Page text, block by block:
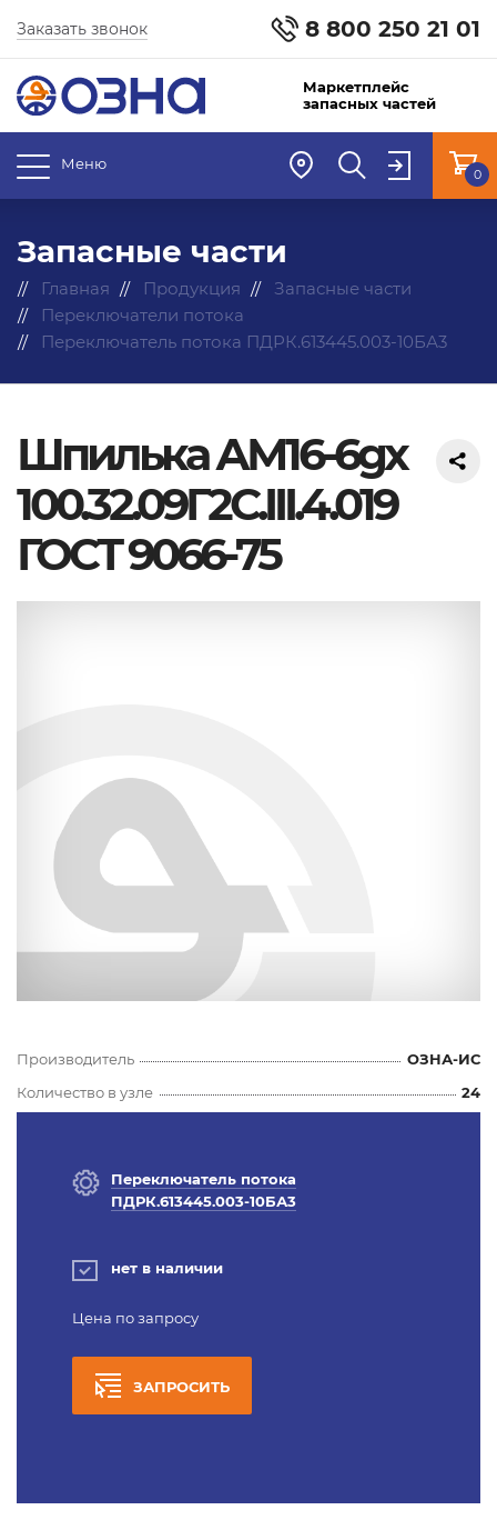
8 800 250 21 01
Заказать звонок
Маркетплейс
запасных частей
Меню
0
Запасные части
Главная Продукция
Запасные части
Переключатели потока
Переключатель потока ПДРК.613445.003-10БА3
Шпилька АМ16-6gх
100.32.09Г2С.III.4.019
ГОСТ 9066-75
Производитель
ОЗНА-ИС
Количество в узле
24
Переключатель потока
ПДРК.613445.003-10БА3
нет в наличии
Цена по запросу
ЗАПРОСИТЬ